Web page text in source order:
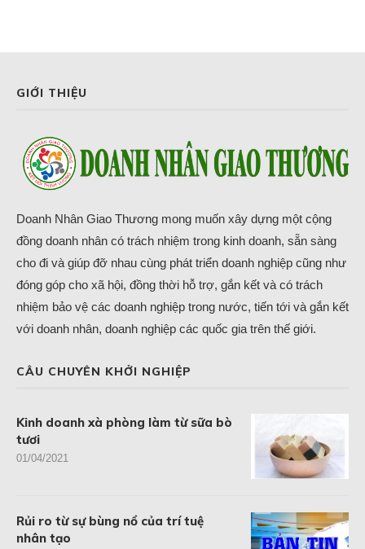
GIỚI THIỆU
Doanh Nhân Giao Thương mong muốn xây dựng một cộng
đồng doanh nhân có trách nhiệm trong kinh doanh, sẵn sàng
cho đi và giúp đỡ nhau cùng phát triển doanh nghiệp cũng như
đóng góp cho xã hội, đồng thời hỗ trợ, gắn kết và có trách
nhiệm bảo vệ các doanh nghiệp trong nước, tiến tới và gắn kết
với doanh nhân, doanh nghiệp các quốc gia trên thế giới.
CÂU CHUYÊN KHỞI NGHIỆP
Kinh doanh xà phòng làm từ sữa bò
tươi
01/04/2021
Rủi ro từ sự bùng nổ của trí tuệ
nhân tạo